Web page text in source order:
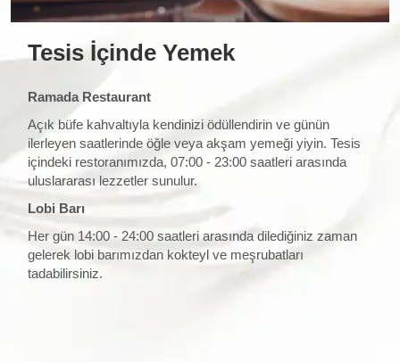
Tesis İçinde Yemek
Ramada Restaurant
Açık büfe kahvaltıyla kendinizi ödüllendirin ve günün
ilerleyen saatlerinde öğle veya akşam yemeği yiyin. Tesis
içindeki restoranımızda, 07:00 - 23:00 saatleri arasında
uluslararası lezzetler sunulur.
Lobi Barı
Her gün 14:00 - 24:00 saatleri arasında dilediğiniz zaman
gelerek lobi barımızdan kokteyl ve meşrubatları
tadabilirsiniz.